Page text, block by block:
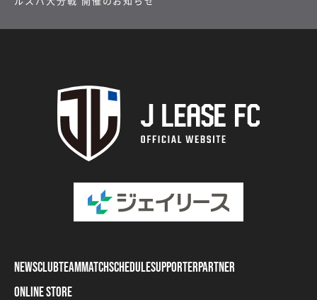
NEWSCLUBTEAMMATCHSCHEDULESUPPORTERPARTNER
ONLINE STORE